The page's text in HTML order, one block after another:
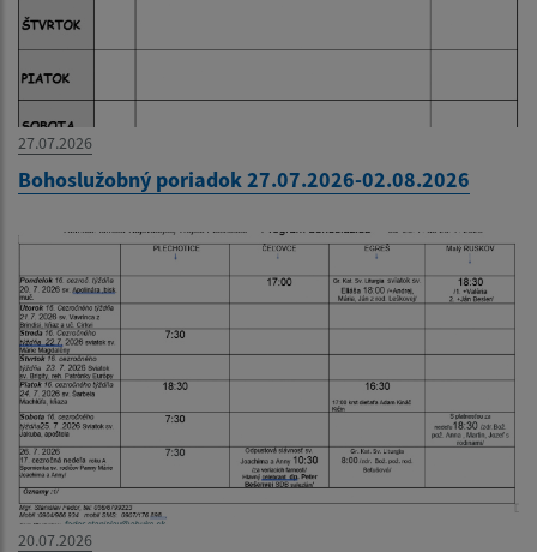
27.07.2026
Bohoslužobný poriadok 27.07.2026-02.08.2026
20.07.2026